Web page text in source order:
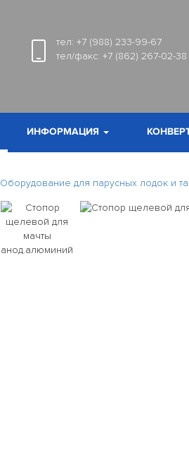
тел: +7 (988) 233-99-67
тел/факс: +7 (862) 267-02-38
ИНФОРМАЦИЯ
Оборудование для парусных лодок и